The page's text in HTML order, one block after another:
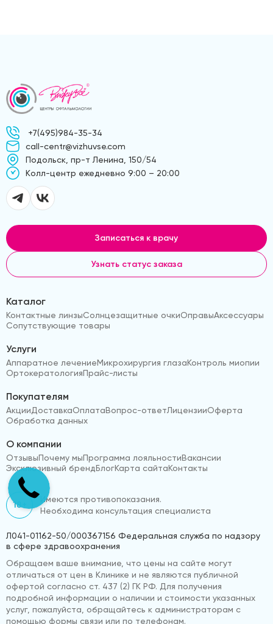
+7(495)984-35-34
call-centr@vizhuvse.com
Подольск, пр-т Ленина, 150/54
Kолл-центр ежедневно 9:00 – 20:00
Записаться к врачу
Узнать статус заказа
Каталог
Контактные линзыСолнцезащитные очкиОправыАксессуары
Сопутствующие товары
Услуги
Аппаратное лечениеМикрохирургия глазаКонтроль миопии
ОртокератологияПрайс-листы
Покупателям
АкцииДоставкаОплатаВопрос-ответЛицензииОферта
Обработка данных
О компании
ОтзывыПочему мыПрограмма лояльностиВакансии
Эксклюзивный брендБлогКарта сайтаКонтакты
18+
Имеются противопоказания.
Необходима консультация специалиста
Л041-01162-50/000367156 Федеральная служба по надзору
в сфере здравоохранения
Обращаем ваше внимание, что цены на сайте могут
отличаться от цен в Клинике и не являются публичной
офертой согласно ст. 437 (2) ГК РФ. Для получения
подробной информации о наличии и стоимости указанных
услуг, пожалуйста, обращайтесь к администраторам с
помощью формы связи или по телефонам.